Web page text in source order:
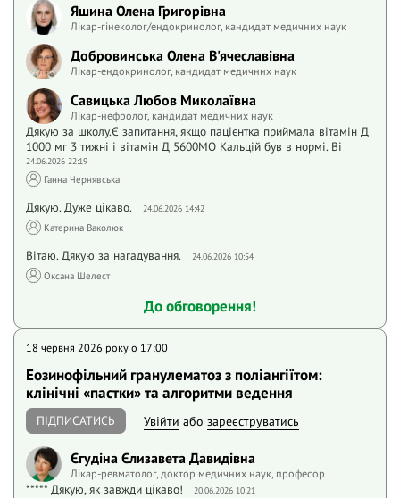
Яшина Олена Григорівна
Лікар-гінеколог/ендокринолог, кандидат медичних наук
Добровинська Олена В'ячеславівна
Лікар-ендокринолог, кандидат медичних наук
Савицька Любов Миколаївна
Лікар-нефролог, кандидат медичних наук
Дякую за школу.Є запитання, якщо пацієнтка приймала вітамін Д
1000 мг 3 тижні і вітамін Д 5600МО Кальцій був в нормі. Ві
24.06.2026 22:19
Ганна Чернявська
Дякую. Дуже цікаво. 24.06.2026 14:42
Катерина Ваколюк
Вітаю. Дякую за нагадування. 24.06.2026 10:54
Оксана Шелест
До обговорення!
18 червня 2026 року o 17:00
Еозинофільний гранулематоз з поліангіїтом:
клінічні «пастки» та алгоритми ведення
ПІДПИСАТИСЬ Увійти або зареєструватись
Єгудіна Єлизавета Давидівна
Лікар-ревматолог, доктор медичних наук, професор
***** Дякую, як завжди цікаво! 20.06.2026 10:21